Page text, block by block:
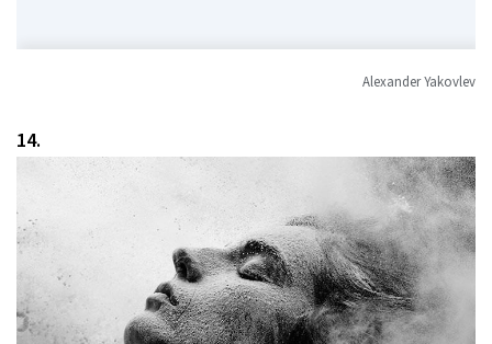
Alexander Yakovlev
14.